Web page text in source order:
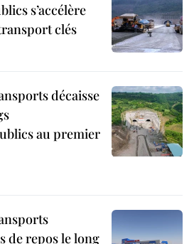
s’accélère
clés
décaisse
au premier
de repos le long